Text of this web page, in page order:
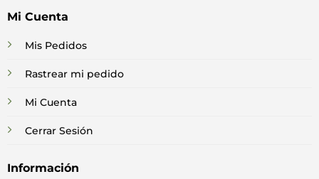
Mi Cuenta
Mis Pedidos
Rastrear mi pedido
Mi Cuenta
Cerrar Sesión
Información